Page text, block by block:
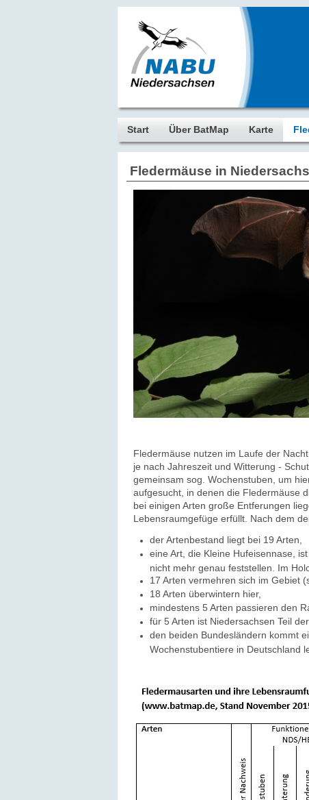
Start Über BatMap Karte
Fledermäuse in
Fledermäuse nutzen im Laufe der
je nach Jahreszeit und Witterung -
gemeinsam sog. Wochenstuben, um
aufgesucht, in denen die Fledermäuse
bei einigen Arten große Entferungen
Lebensraumgefüge erfüllt. Nach dem
der Artenbestand liegt bei 19 Arten,
eine Art, die Kleine Hufeisennase,
nicht mehr genau feststellen. Im
17 Arten vermehren sich im Gebiet
18 Arten überwintern hier,
mindestens 5 Arten passieren den
für 5 Arten ist Niedersachsen Teil
den beiden Bundesländern kommt
Wochenstubentiere in Deutschland